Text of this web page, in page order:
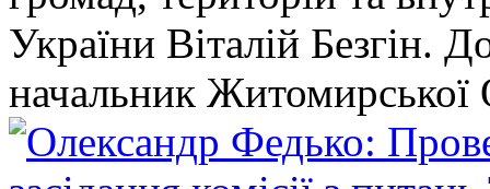
України Віталій Безгін.
начальник